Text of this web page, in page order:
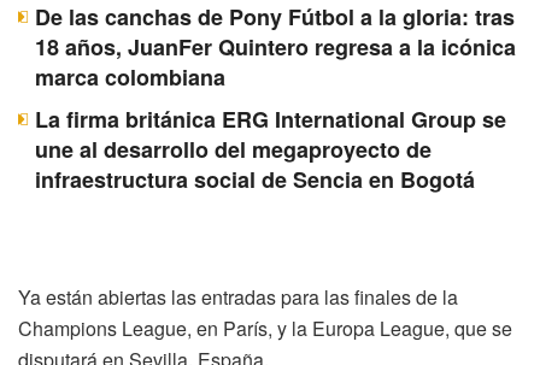
De las canchas de Pony Fútbol a la gloria: tras
18 años, JuanFer Quintero regresa a la icónica
marca colombiana
La firma británica ERG International Group se
une al desarrollo del megaproyecto de
infraestructura social de Sencia en Bogotá
Ya están abiertas las entradas para las finales de la
Champions League, en París, y la Europa League, que se